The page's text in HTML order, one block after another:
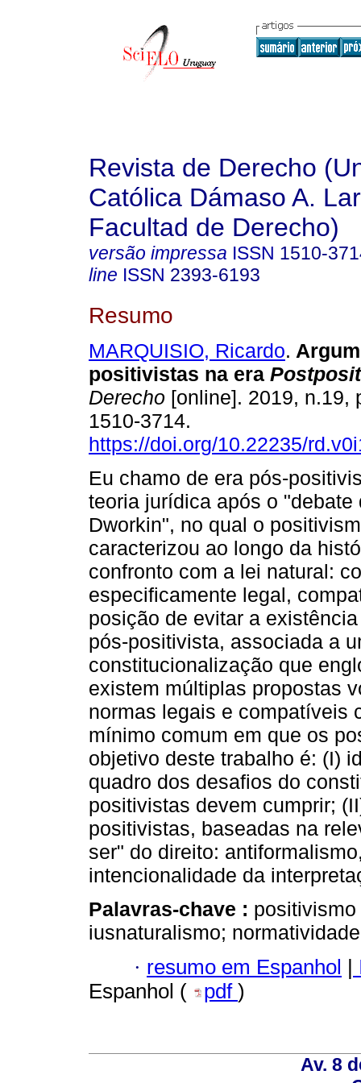
Revista de Derecho
Católica Dámaso A.
Facultad de Derecho)
versão impressa ISSN 1510-
line ISSN 2393-6193
Resumo
MARQUISIO, Ricardo.
positivistas na era
Derecho [online]. 2019, n.19,
1510-3714.
https://doi.org/10.22235/
Eu chamo de era pós-
teoria jurídica após o "debate
Dworkin", no qual o
caracterizou ao longo da
confronto com a lei natural:
especificamente legal,
posição de evitar a
pós-positivista, associada a
constitucionalização que
existem múltiplas propostas
normas legais e compatíveis
mínimo comum em que os
objetivo deste trabalho é: (I)
quadro dos desafios do
positivistas devem cumprir;
positivistas, baseadas na
ser" do direito:
intencionalidade da
Palavras-chave :
iusnaturalismo;
· resumo em Espanhol |
Espanhol (
pdf )
Av. 8